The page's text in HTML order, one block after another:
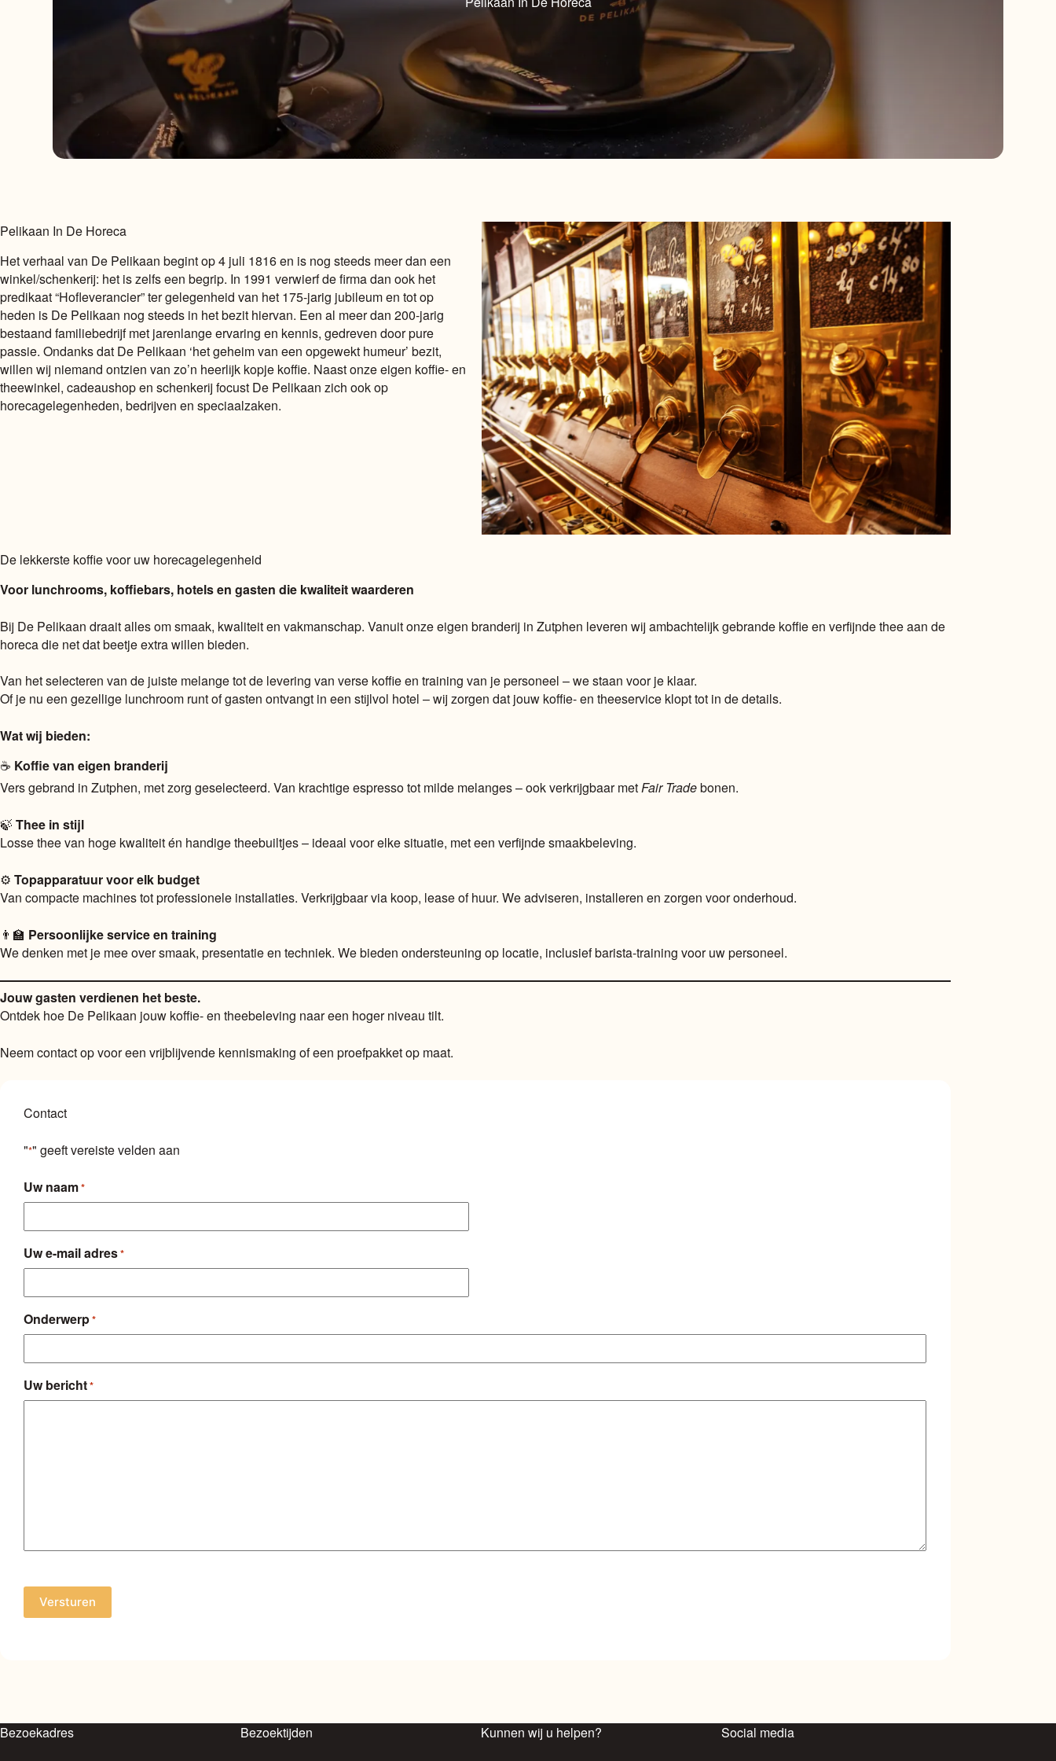
Pelikaan In De Horeca
Het verhaal van De Pelikaan begint op 4 juli 1816 en is nog steeds meer dan een
winkel/schenkerij: het is zelfs een begrip. In 1991 verwierf de firma dan ook het
predikaat “Hofleverancier” ter gelegenheid van het 175-jarig jubileum en tot op
heden is De Pelikaan nog steeds in het bezit hiervan. Een al meer dan 200-jarig
bestaand familiebedrijf met jarenlange ervaring en kennis, gedreven door pure
passie. Ondanks dat De Pelikaan ‘het geheim van een opgewekt humeur’ bezit,
willen wij niemand ontzien van zo’n heerlijk kopje koffie. Naast onze eigen koffie- en
theewinkel, cadeaushop en schenkerij focust De Pelikaan zich ook op
horecagelegenheden, bedrijven en speciaalzaken.
De lekkerste koffie voor uw horecagelegenheid
Voor lunchrooms, koffiebars, hotels en gasten die kwaliteit waarderen
Bij De Pelikaan draait alles om smaak, kwaliteit en vakmanschap. Vanuit onze eigen branderij in Zutphen leveren wij ambachtelijk gebrande koffie en verfijnde thee aan de
horeca die net dat beetje extra willen bieden.
Van het selecteren van de juiste melange tot de levering van verse koffie en training van je personeel – we staan voor je klaar.
Of je nu een gezellige lunchroom runt of gasten ontvangt in een stijlvol hotel – wij zorgen dat jouw koffie- en theeservice klopt tot in de details.
Wat wij bieden:
☕ Koffie van eigen branderij
Vers gebrand in Zutphen, met zorg geselecteerd. Van krachtige espresso tot milde melanges – ook verkrijgbaar metFair Tradebonen.
🍃 Thee in stijl
Losse thee van hoge kwaliteit én handige theebuiltjes – ideaal voor elke situatie, met een verfijnde smaakbeleving.
⚙️ Topapparatuur voor elk budget
Van compacte machines tot professionele installaties. Verkrijgbaar via koop, lease of huur. We adviseren, installeren en zorgen voor onderhoud.
👨‍🏫 Persoonlijke service en training
We denken met je mee over smaak, presentatie en techniek. We bieden ondersteuning op locatie, inclusief barista-training voor uw personeel.
Jouw gasten verdienen het beste.
Ontdek hoe De Pelikaan jouw koffie- en theebeleving naar een hoger niveau tilt.
Neem contact op voor een vrijblijvende kennismaking of een proefpakket op maat.
Contact
"*" geeft vereiste velden aan
Uw naam*
Uw e-mail adres*
Onderwerp*
Uw bericht*
Bezoekadres Bezoektijden Kunnen wij u helpen? Social media